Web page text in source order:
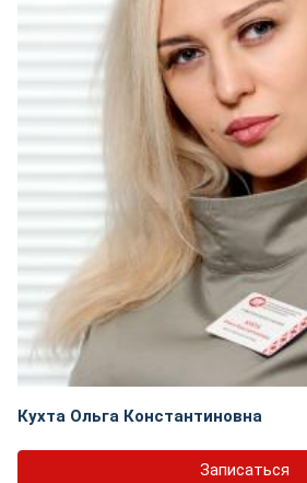
Кухта Ольга Константиновна
Записаться